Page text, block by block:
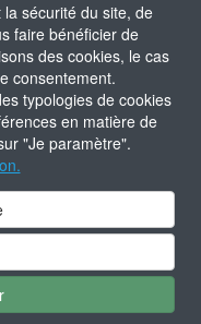
la sécurité du site, de
faire bénéficier de
des cookies, le cas
consentement.
typologies de cookies
en matière de
"Je paramètre".